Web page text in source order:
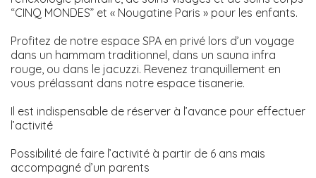
“CINQ MONDES” et « Nougatine Paris » pour les enfants.
Profitez de notre espace SPA en privé lors d’un voyage
dans un hammam traditionnel, dans un sauna infra
rouge, ou dans le jacuzzi. Revenez tranquillement en
vous prélassant dans notre espace tisanerie.
Il est indispensable de réserver à l’avance pour effectuer
l’activité
Possibilité de faire l’activité à partir de 6 ans mais
accompagné d’un parents